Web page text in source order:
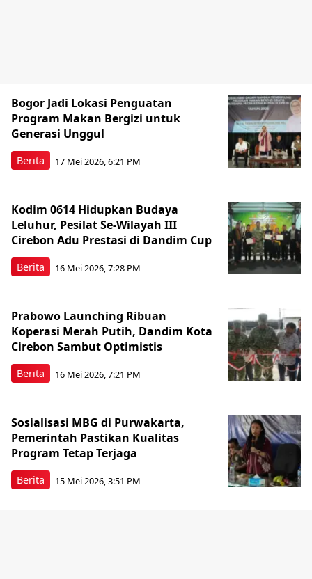
Berita
Bogor Jadi Lokasi Penguatan
Program Makan Bergizi untuk
Generasi Unggul
17 Mei 2026, 6:21 PM
Berita
Kodim 0614 Hidupkan Budaya
Leluhur, Pesilat Se-Wilayah III
Cirebon Adu Prestasi di Dandim Cup
16 Mei 2026, 7:28 PM
Berita
Prabowo Launching Ribuan
Koperasi Merah Putih, Dandim Kota
Cirebon Sambut Optimistis
16 Mei 2026, 7:21 PM
Berita
Sosialisasi MBG di Purwakarta,
Pemerintah Pastikan Kualitas
Program Tetap Terjaga
15 Mei 2026, 3:51 PM